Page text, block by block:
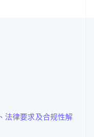
法律要求及合规性解